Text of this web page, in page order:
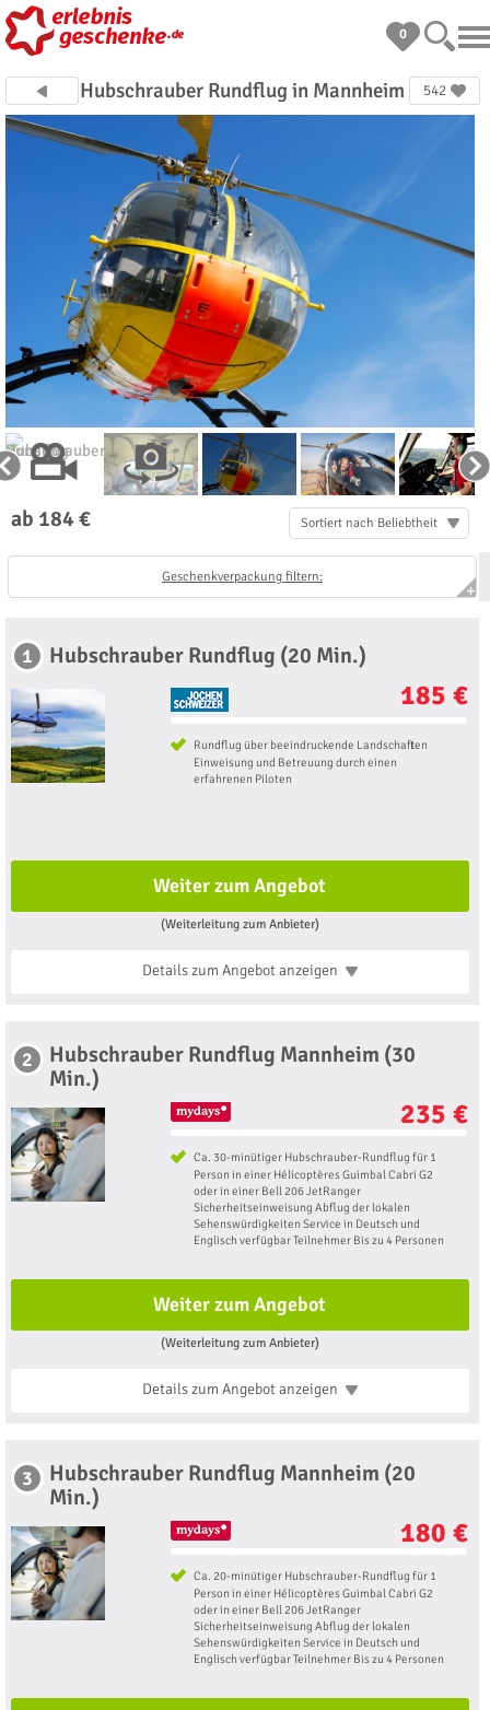
0
Hubschrauber Rundflug in Mannheim 542
ab 184 € Sortiert nach Beliebtheit
Geschenkverpackung filtern:
1 Hubschrauber Rundflug (20 Min.)
185 €
Rundflug über beeindruckende Landschaften
Einweisung und Betreuung durch einen
erfahrenen Piloten
Weiter zum Angebot
(Weiterleitung zum Anbieter)
Details zum Angebotanzeigen
2
Hubschrauber Rundflug Mannheim (30
Min.)
235 €
Ca. 30-minütiger Hubschrauber-Rundflug für 1
Person in einer Hélicoptères Guimbal Cabri G2
oder in einer Bell 206 JetRanger
Sicherheitseinweisung Abflug der lokalen
Sehenswürdigkeiten Service in Deutsch und
Englisch verfügbar Teilnehmer Bis zu 4 Personen
Weiter zum Angebot
(Weiterleitung zum Anbieter)
Details zum Angebotanzeigen
3
Hubschrauber Rundflug Mannheim (20
Min.)
180 €
Ca. 20-minütiger Hubschrauber-Rundflug für 1
Person in einer Hélicoptères Guimbal Cabri G2
oder in einer Bell 206 JetRanger
Sicherheitseinweisung Abflug der lokalen
Sehenswürdigkeiten Service in Deutsch und
Englisch verfügbar Teilnehmer Bis zu 4 Personen